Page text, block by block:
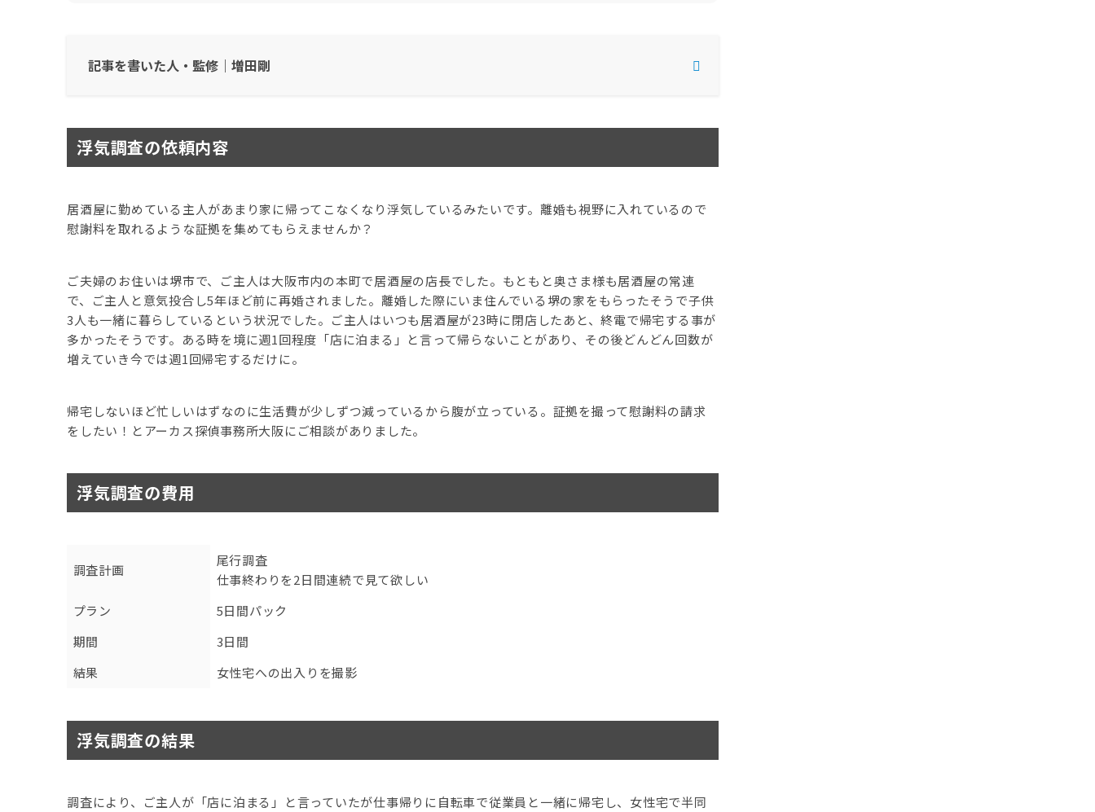
記事を書いた人・監修｜増田剛
一社）日本探偵業認定調査士連盟
タンナビ（探偵ナビ）
浮気調査の依頼内容
居酒屋に勤めている主人があまり家に帰ってこなくなり浮気しているみたいです。離婚も視野に入れているので
慰謝料を取れるような証拠を集めてもらえませんか？
ご夫婦のお住いは堺市で、ご主人は大阪市内の本町で居酒屋の店長でした。もともと奥さま様も居酒屋の常連
で、ご主人と意気投合し5年ほど前に再婚されました。離婚した際にいま住んでいる堺の家をもらったそうで子供
3人も一緒に暮らしているという状況でした。ご主人はいつも居酒屋が23時に閉店したあと、終電で帰宅する事が
多かったそうです。ある時を境に週1回程度「店に泊まる」と言って帰らないことがあり、その後どんどん回数が
増えていき今では週1回帰宅するだけに。
帰宅しないほど忙しいはずなのに生活費が少しずつ減っているから腹が立っている。証拠を撮って慰謝料の請求
をしたい！とアーカス探偵事務所大阪にご相談がありました。
浮気調査の費用
調査計画
尾行調査
仕事終わりを2日間連続で見て欲しい
プラン
5日間パック
期間
3日間
結果
女性宅への出入りを撮影
浮気調査の結果
調査により、ご主人が「店に泊まる」と言っていたが仕事帰りに自転車で従業員と一緒に帰宅し、女性宅で半同